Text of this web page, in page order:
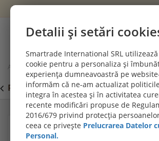
Acasă
Materiale montaj & întreținere parchet
Amorsă monocomponentă, Bona D510
PROMOȚII DE IULIE! PARCHET SPC SI
secțiunea de pardoseli SPC SI LVT
Detalii și setări
Smartrade International SRL
cookie pentru a personaliza și
experiența dumneavoastră pe
informăm că ne-am actualizat
integra în acestea și în activitatea
recente modificări propuse de
2016/679 privind protecția
ceea ce privește Prelucrarea Datelor
Personal.